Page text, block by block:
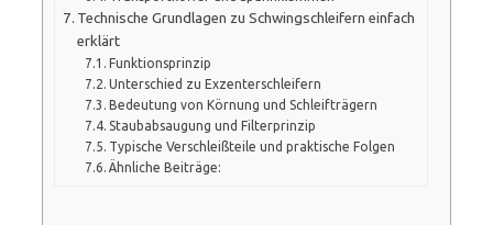
Technische Grundlagen zu Schwingschleifern einfach
erklärt
Funktionsprinzip
Unterschied zu Exzenterschleifern
Bedeutung von Körnung und Schleifträgern
Staubabsaugung und Filterprinzip
Typische Verschleißteile und praktische Folgen
Ähnliche Beiträge: